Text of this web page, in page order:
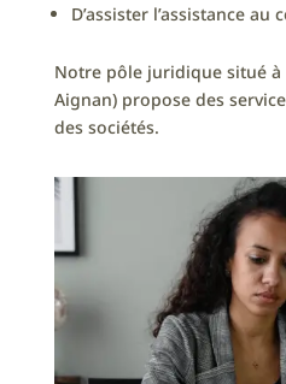
D’assister l’assistance au
Notre pôle juridique situé à
Aignan) propose des
des sociétés.